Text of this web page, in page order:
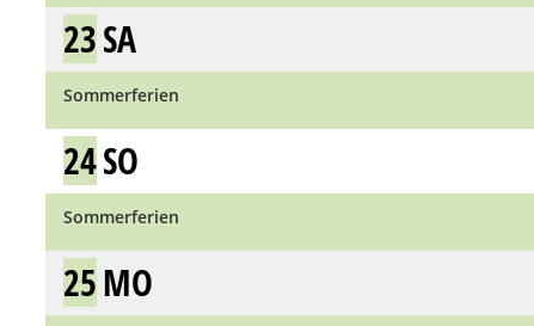
23SA
Sommerferien
24SO
Sommerferien
25MO